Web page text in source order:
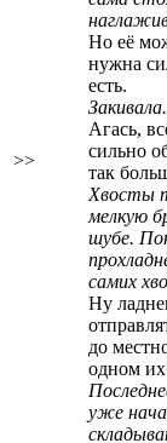
>>
Но её
нужна
есть.
Закивала.
Агась,
сильно
так
Хвосты
мелкую
шубе.
самих
Ну
до
одном
уже